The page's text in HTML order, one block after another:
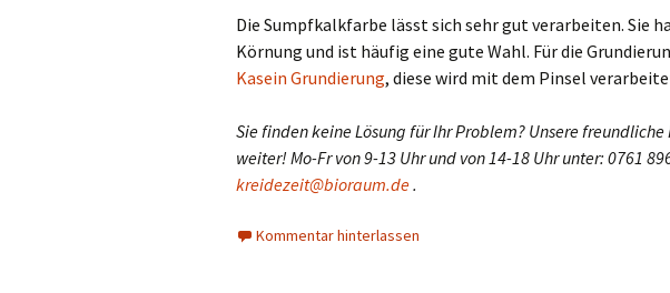
Die Sumpfkalkfarbe lässt sich sehr gut verarbeiten. Sie
Körnung und ist häufig eine gute Wahl. Für die
Kasein Grundierung, diese wird mit dem Pinsel
Sie finden keine Lösung für Ihr Problem? Unsere
weiter! Mo-Fr von 9-13 Uhr und von 14-18 Uhr unter: 0761
kreidezeit@bioraum.de.
Kommentar hinterlassen